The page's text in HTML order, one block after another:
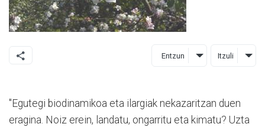
Entzun Itzuli
"Egutegi biodinamikoa eta ilargiak nekazaritzan duen
eragina. Noiz erein, landatu, ongarritu eta kimatu? Uzta